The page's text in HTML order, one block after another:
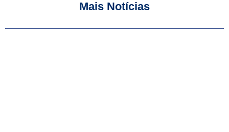
Mais Notícias